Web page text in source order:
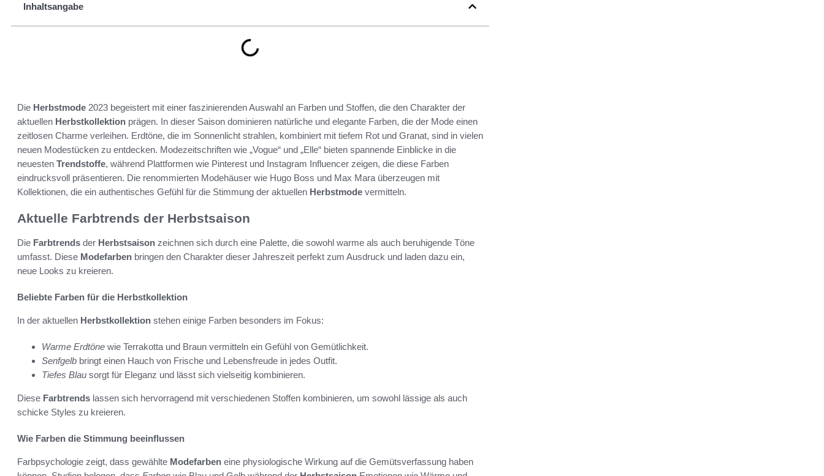
Inhaltsangabe
Die Herbstmode 2023 begeistert mit einer faszinierenden Auswahl an Farben und Stoffen, die den Charakter der
aktuellen Herbstkollektion prägen. In dieser Saison dominieren natürliche und elegante Farben, die der Mode einen
zeitlosen Charme verleihen. Erdtöne, die im Sonnenlicht strahlen, kombiniert mit tiefem Rot und Granat, sind in vielen
neuen Modestücken zu entdecken. Modezeitschriften wie „Vogue“ und „Elle“ bieten spannende Einblicke in die
neuesten Trendstoffe, während Plattformen wie Pinterest und Instagram Influencer zeigen, die diese Farben
eindrucksvoll präsentieren. Die renommierten Modehäuser wie Hugo Boss und Max Mara überzeugen mit
Kollektionen, die ein authentisches Gefühl für die Stimmung der aktuellen Herbstmode vermitteln.
Aktuelle Farbtrends der Herbstsaison
Die Farbtrends der Herbstsaison zeichnen sich durch eine Palette, die sowohl warme als auch beruhigende Töne
umfasst. Diese Modefarben bringen den Charakter dieser Jahreszeit perfekt zum Ausdruck und laden dazu ein,
neue Looks zu kreieren.
Beliebte Farben für die Herbstkollektion
In der aktuellen Herbstkollektion stehen einige Farben besonders im Fokus:
Warme Erdtöne wie Terrakotta und Braun vermitteln ein Gefühl von Gemütlichkeit.
Senfgelb bringt einen Hauch von Frische und Lebensfreude in jedes Outfit.
Tiefes Blau sorgt für Eleganz und lässt sich vielseitig kombinieren.
Diese Farbtrends lassen sich hervorragend mit verschiedenen Stoffen kombinieren, um sowohl lässige als auch
schicke Styles zu kreieren.
Wie Farben die Stimmung beeinflussen
Farbpsychologie zeigt, dass gewählte Modefarben eine physiologische Wirkung auf die Gemütsverfassung haben